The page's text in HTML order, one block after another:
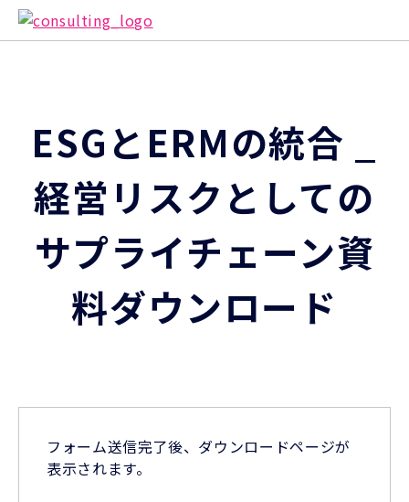
ESGとERMの統合 _
経営リスクとしての
サプライチェーン資
料ダウンロード
フォーム送信完了後、ダウンロードページが
表示されます。